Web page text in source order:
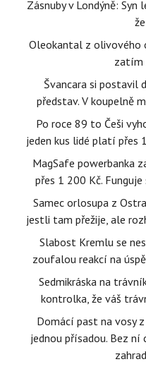
Zásnuby v Londýně: Syn
Oleokantal z olivového
zatím
Švancara si postavil
představ. V koupelně
Po roce 89 to Češi
jeden kus lidé platí přes
MagSafe powerbanka
přes 1 200 Kč.
Samec orlosupa z
jestli tam přežije, ale
Slabost Kremlu se
zoufalou reakcí na
Sedmikráska na
kontrolka, že váš
Domácí past na vosy
jednou přísadou. Bez